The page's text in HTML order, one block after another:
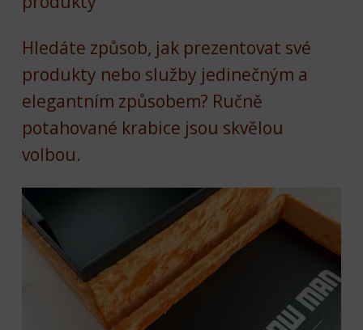
Hledáte způsob, jak prezentovat své
produkty nebo služby jedinečným a
elegantním způsobem? Ručně
potahované krabice jsou skvělou
volbou.